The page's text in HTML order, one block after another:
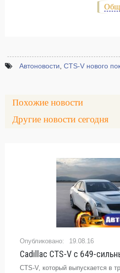
Автоновости CTS-V нового
Похожие новости
Другие новости сегодня
20.08.16
Cadillac оценил «заряженный»